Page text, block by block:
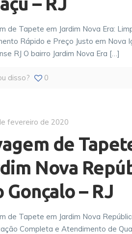
de Tapete em Jardim Nova Era:
Rápido e Preço Justo em Nova
RJ O bairro Jardim Nova Era […]
disso? 0
fevereiro de 2020
de
Nova
Gonçalo – RJ
de Tapete em Jardim Nova
Completa e Atendimento de